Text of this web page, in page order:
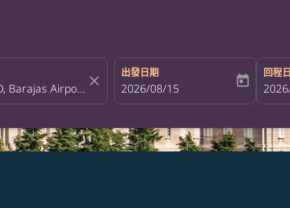
close
出發日期
fc-booking-departure-date-aria-
2026/08/15 today
回程
fc-